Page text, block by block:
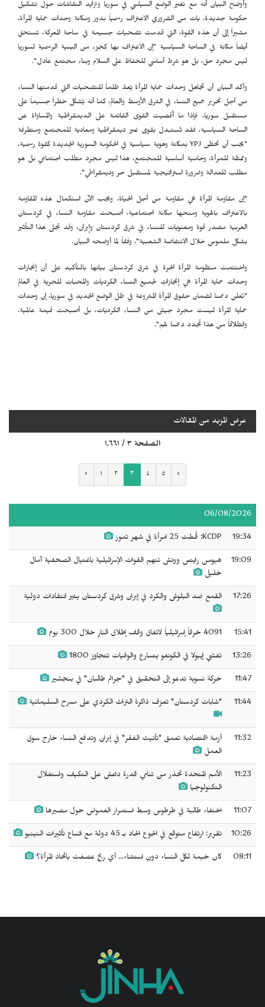
وأوضح البيان أنه مع تغير الوضع السياسي في سوريا وتزايد النقاشات حول تشكيل
حكومة جديدة، بات من الضروري الاعتراف رسمياً بدور ومكانة وحدات حماية المرأة،
مشيراً إلى أن هذه القوة، التي قدمت تضحيات جسيمة في ساحة المعركة، تستحق
أيضاً مكانة في الساحة السياسية "إن الاعتراف بها كجزء من البنية الرسمية لسوريا
ليس مجرد حق، بل هو شرط أساسي للحفاظ على السلام وبناء مجتمع عادل".
وأكد البيان أن تجاهل وحدات حماية المرأة يُعدّ ظلماً للتضحيات التي قدمتها النساء
من أجل تحرير جميع النساء في الشرق الأوسط والعالم، كما أنه يُشكل خطراً جسيماً على
مستقبل سوريا، فإذا ما أُقصيت القوى القائمة على الديمقراطية والمساواة عن
الساحة السياسية، فقد تُستبدل بقوى غير ديمقراطية ومعادية للمجتمع ومتطرفة
"يجب أن تحظى YPJ بمكانة وهوية سياسية في الحكومة السورية الجديدة كقوة رسمية،
وممثلة للمرأة، وحامية أساسية للمجتمع، هذا ليس مجرد مطلب اجتماعي بل هو
مطلب للعدالة وضرورة استراتيجية لمستقبل حر وديمقراطي".
"إن مقاومة المرأة هي مقاومة من أجل الحياة، ويجب الآن استكمال هذه المقاومة
بالاعتراف بالهوية ومنحها مكانة اجتماعية، أصبحت مقاومة النساء في كردستان
الغربية مصدر قوة ومعنويات للنساء في شرق كردستان وإيران، وقد تجلى هذا التأثير
بشكل ملموس خلال الانتفاضة الشعبية"، وفقاً لما أوضحه البيان.
واختتمت منظومة المرأة الحرة في شرق كردستان بيانها بالتأكيد على أن إنجازات
وحدات حماية المرأة هي إنجازاتٍ لجميع النساء الكرديات والمحبات للحرية في العالم
"نُعلن دعمنا لضمان حقوق المرأة المشروعة في ظل الوضع الجديد في سوريا، إن وحدات
حماية المرأة ليست مجرد جيش من النساء الكرديات، بل أصبحت قيمة عالمية،
وانطلاقاً من هذا نُجدد دعمنا لهم".
عرض المزيد من المقالات
الصفحة ٣ / ١٬٦٦١
‹ ١ ٢ ٣ ٤ ٥ ›
06/08/2026
19:34 KCDP: قُتلت 25 امرأة في شهر تموز
19:09
هيومن رايتس ووتش تتهم القوات الإسرائيلية باغتيال الصحفية آمال
خليل
17:26 القمع ضد البلوش والكرد في إيران وشرق كردستان يثير انتقادات دولية
15:41 4091 خرقاً إسرائيلياً لاتفاق وقف إطلاق النار خلال 300 يوم
13:26 تفشي إيبولا في الكونغو يتسارع والوفيات تتجاوز 1800
11:47 حركة نسوية تدعو إلى التحقيق في "جرائم طالبان" في بنجشير
11:44 "شابات كردستان" تعزف ذاكرة التراث الكردي على مسرح السليمانية
11:32
أزمة اقتصادية تعمق "تأنيث الفقر" في إيران وتدفع النساء خارج سوق
العمل
11:23
الأمم المتحدة تحذر من تنامي قدرة داعش على التكيف واستغلال
التكنولوجيا
11:07 اختفاء طالبة في طرطوس وسط استمرار الغموض حول مصيرها
10:26 تقرير: ارتفاع متوقع في الجوع الحاد بـ 45 دولة مع اتساع تأثيرات النينيو
08:11 كان خيمة لكل النساء دون استثناء... أي ريح عصفت باتحاد المرأة؟